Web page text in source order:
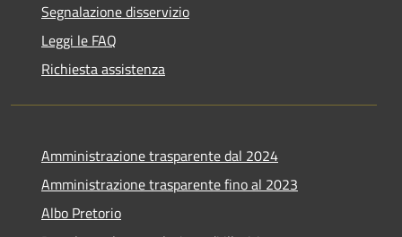
Segnalazione disservizio
Leggi le FAQ
Richiesta assistenza
Amministrazione trasparente dal 2024
Amministrazione trasparente fino al 2023
Albo Pretorio